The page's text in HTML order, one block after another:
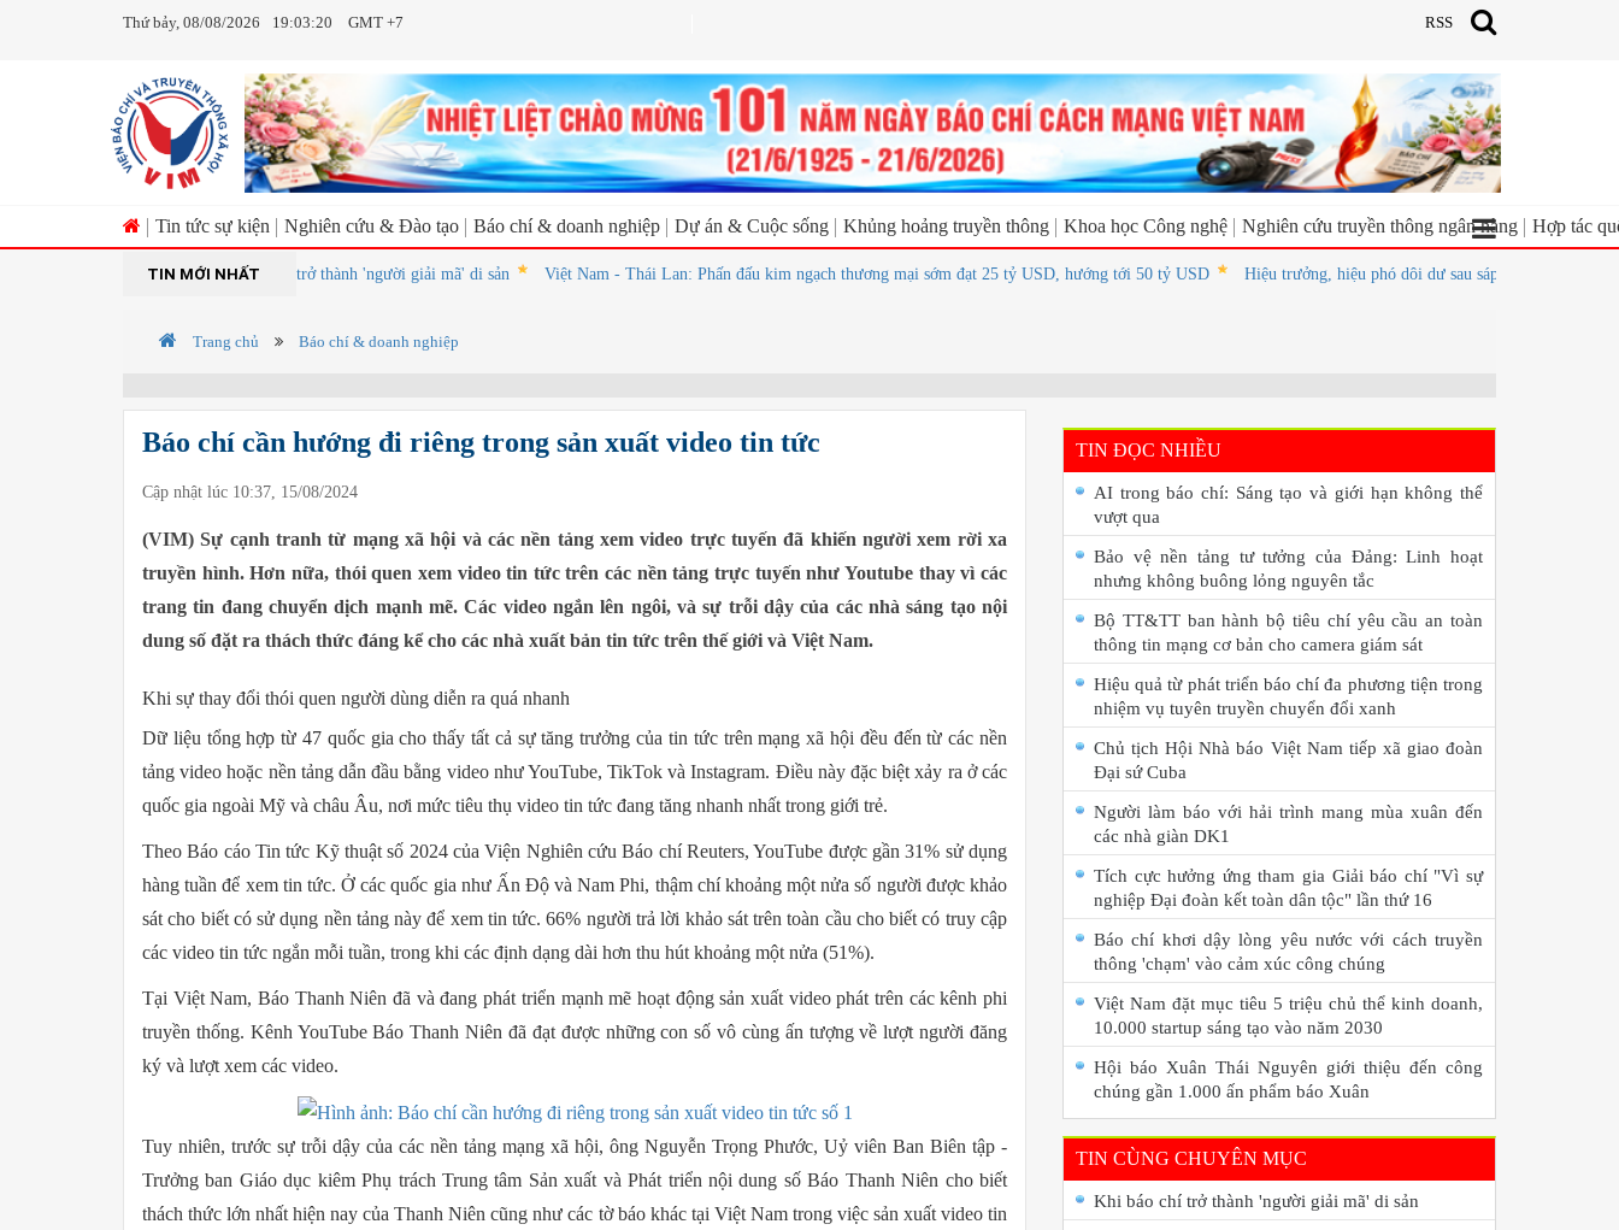
Thứ bảy, 08/08/2026 19:03:21 GMT +7 RSS
Tin tức sự kiện Nghiên cứu & Đào tạo Báo chí & doanh nghiệp Dự án & Cuộc sống Khủng hoảng truyền thông Khoa học Công nghệ Nghiên cứu truyền thông ngân hàng Hợp tác
TIN MỚI NHẤT
Khi báo chí trở thành 'người giải mã' di sản Việt Nam - Thái Lan: Phấn đấu kim ngạch thương mại sớm đạt 25 tỷ USD, hướng tới 50 tỷ USD Hiệu trưởng, hiệu phó dôi dư sau sáp nhập được bố trí làm
Trang chủ Báo chí & doanh nghiệp
Báo chí cần hướng đi riêng trong sản xuất video tin tức
Cập nhật lúc 10:37, 15/08/2024
(VIM) Sự cạnh tranh từ mạng xã hội và các nền tảng xem video trực tuyến đã khiến người xem rời xa
truyền hình. Hơn nữa, thói quen xem video tin tức trên các nền tảng trực tuyến như Youtube thay vì các
trang tin đang chuyển dịch mạnh mẽ. Các video ngắn lên ngôi, và sự trỗi dậy của các nhà sáng tạo nội
dung số đặt ra thách thức đáng kể cho các nhà xuất bản tin tức trên thế giới và Việt Nam.
Khi sự thay đổi thói quen người dùng diễn ra quá nhanh
Dữ liệu tổng hợp từ 47 quốc gia cho thấy tất cả sự tăng trưởng của tin tức trên mạng xã hội đều đến từ các nền
tảng video hoặc nền tảng dẫn đầu bằng video như YouTube, TikTok và Instagram. Điều này đặc biệt xảy ra ở các
quốc gia ngoài Mỹ và châu Âu, nơi mức tiêu thụ video tin tức đang tăng nhanh nhất trong giới trẻ.
Theo Báo cáo Tin tức Kỹ thuật số 2024 của Viện Nghiên cứu Báo chí Reuters, YouTube được gần 31% sử dụng
hàng tuần để xem tin tức. Ở các quốc gia như Ấn Độ và Nam Phi, thậm chí khoảng một nửa số người được khảo
sát cho biết có sử dụng nền tảng này để xem tin tức. 66% người trả lời khảo sát trên toàn cầu cho biết có truy cập
các video tin tức ngắn mỗi tuần, trong khi các định dạng dài hơn thu hút khoảng một nửa (51%).
Tại Việt Nam, Báo Thanh Niên đã và đang phát triển mạnh mẽ hoạt động sản xuất video phát trên các kênh phi
truyền thống. Kênh YouTube Báo Thanh Niên đã đạt được những con số vô cùng ấn tượng về lượt người đăng
ký và lượt xem các video.
Tuy nhiên, trước sự trỗi dậy của các nền tảng mạng xã hội, ông Nguyễn Trọng Phước, Uỷ viên Ban Biên tập -
Trưởng ban Giáo dục kiêm Phụ trách Trung tâm Sản xuất và Phát triển nội dung số Báo Thanh Niên cho biết
thách thức lớn nhất hiện nay của Thanh Niên cũng như các tờ báo khác tại Việt Nam trong việc sản xuất video tin
TIN ĐỌC NHIỀU
AI trong báo chí: Sáng tạo và giới hạn không thể
vượt qua
Bảo vệ nền tảng tư tưởng của Đảng: Linh hoạt
nhưng không buông lỏng nguyên tắc
Bộ TT&TT ban hành bộ tiêu chí yêu cầu an toàn
thông tin mạng cơ bản cho camera giám sát
Hiệu quả từ phát triển báo chí đa phương tiện trong
nhiệm vụ tuyên truyền chuyển đổi xanh
Chủ tịch Hội Nhà báo Việt Nam tiếp xã giao đoàn
Đại sứ Cuba
Người làm báo với hải trình mang mùa xuân đến
các nhà giàn DK1
Tích cực hưởng ứng tham gia Giải báo chí "Vì sự
nghiệp Đại đoàn kết toàn dân tộc" lần thứ 16
Báo chí khơi dậy lòng yêu nước với cách truyền
thông 'chạm' vào cảm xúc công chúng
Việt Nam đặt mục tiêu 5 triệu chủ thể kinh doanh,
10.000 startup sáng tạo vào năm 2030
Hội báo Xuân Thái Nguyên giới thiệu đến công
chúng gần 1.000 ấn phẩm báo Xuân
TIN CÙNG CHUYÊN MỤC
Khi báo chí trở thành 'người giải mã' di sản